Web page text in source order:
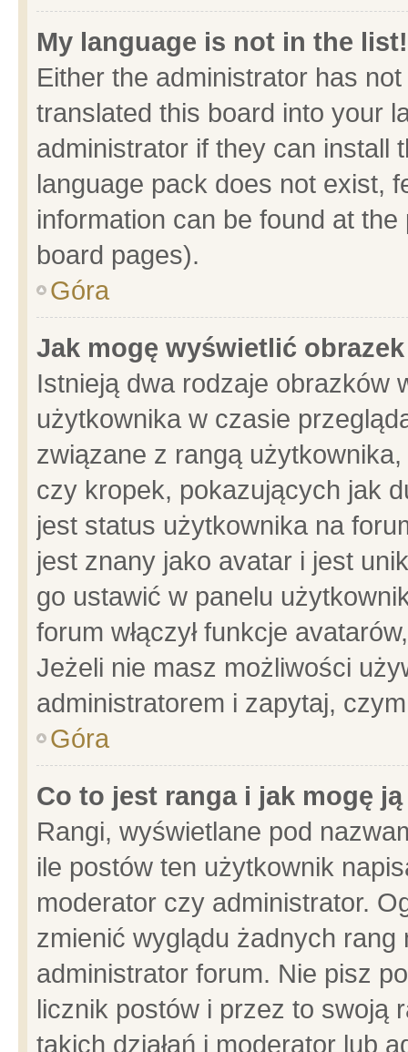
My language is not in the list!
Either the administrator has
translated this board into your
administrator if they can install
language pack does not exist,
information can be found at
board pages).
Góra
Jak mogę wyświetlić
Istnieją dwa rodzaje obrazków
użytkownika w czasie
związane z rangą
czy kropek, pokazujących jak
jest status użytkownika na
jest znany jako avatar i jest
go ustawić w panelu
forum włączył funkcje
Jeżeli nie masz możliwości
administratorem i zapytaj,
Góra
Co to jest ranga i jak mogę
Rangi, wyświetlane pod
ile postów ten użytkownik
moderator czy administrator.
zmienić wyglądu żadnych
administrator forum. Nie pisz
licznik postów i przez to swoją
takich działań i moderator lub